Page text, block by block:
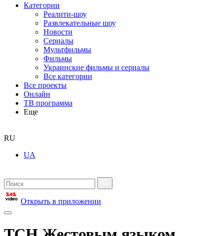
Категории
Реалити-шоу
Развлекательные шоу
Новости
Сериалы
Мультфильмы
Фильмы
Украинские фильмы и сериалы
Все категории
Все проекты
Онлайн
ТВ программа
Еще
RU
UA
Открыть в приложении